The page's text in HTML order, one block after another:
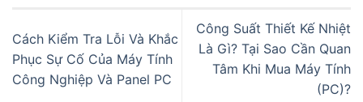
Cách Kiểm Tra Lỗi Và Khắc
Phục Sự Cố Của Máy Tính
Công Nghiệp Và Panel PC
Công Suất Thiết Kế Nhiệt
Là Gì? Tại Sao Cần Quan
Tâm Khi Mua Máy Tính
(PC)?